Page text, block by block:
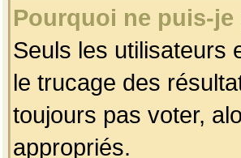
Pourquoi ne puis-
Seuls les utilisateurs
le trucage des
toujours pas voter,
appropriés.